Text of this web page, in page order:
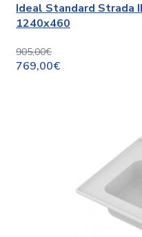
Ideal Standard Strada
1240x460
905,00€
769,00€